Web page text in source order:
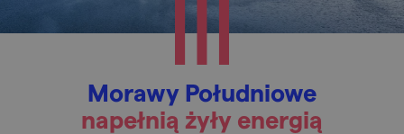
Morawy Południowe
napełnią żyły energią